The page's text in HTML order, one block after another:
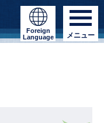
Foreign
Language
メニュー